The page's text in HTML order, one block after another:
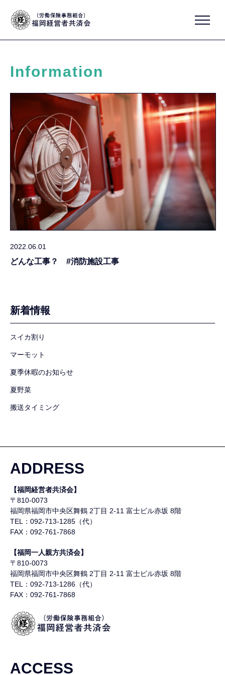
Information
2022.06.01
どんな工事？ #消防施設工事
新着情報
スイカ割り
マーモット
夏季休暇のお知らせ
夏野菜
搬送タイミング
ADDRESS
【福岡経営者共済会】
〒810-0073
福岡県福岡市中央区舞鶴 2丁目 2-11 富士ビル赤坂 8階
TEL：092-713-1285（代）
FAX：092-761-7868
【福岡一人親方共済会】
〒810-0073
福岡県福岡市中央区舞鶴 2丁目 2-11 富士ビル赤坂 8階
TEL：092-713-1286（代）
FAX：092-761-7868
ACCESS